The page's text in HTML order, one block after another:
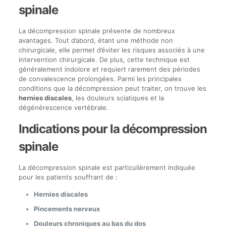
spinale
La décompression spinale présente de nombreux
avantages. Tout d’abord, étant une méthode non
chirurgicale, elle permet d’éviter les risques associés à une
intervention chirurgicale. De plus, cette technique est
généralement indolore et requiert rarement des périodes
de convalescence prolongées. Parmi les principales
conditions que la décompression peut traiter, on trouve les
hernies discales, les douleurs sciatiques et la
dégénérescence vertébrale.
Indications pour la décompression
spinale
La décompression spinale est particulièrement indiquée
pour les patients souffrant de :
Hernies discales
Pincements nerveux
Douleurs chroniques au bas du dos